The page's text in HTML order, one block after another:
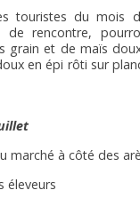
touristes du mois
rencontre,
grain et de maïs
en épi rôti sur
marché à côté des
éleveurs